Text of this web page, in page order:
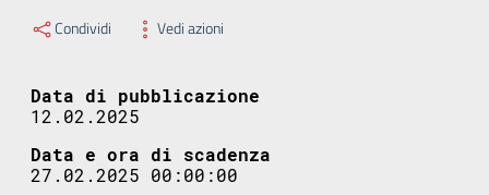
Condividi Vedi azioni
Data di pubblicazione
12.02.2025
Data e ora di scadenza
27.02.2025 00:00:00